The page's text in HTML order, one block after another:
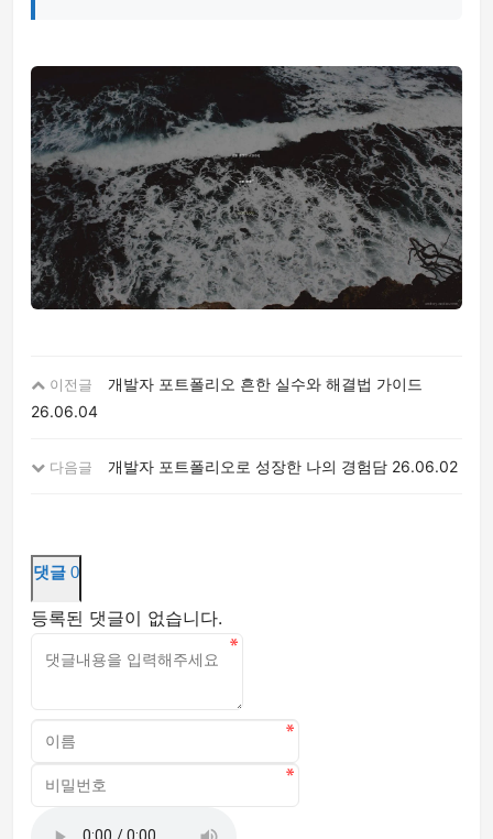
이전글
개발자 포트폴리오 흔한 실수와 해결법 가이드
26.06.04
다음글 개발자 포트폴리오로 성장한 나의 경험담 26.06.02
댓글 0
등록된 댓글이 없습니다.